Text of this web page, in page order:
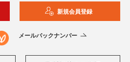
新規会員登録
メールバックナンバー